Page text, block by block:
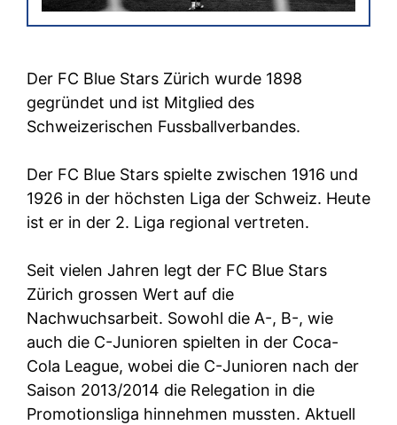
Der FC Blue Stars Zürich wurde 1898
gegründet und ist Mitglied des
Schweizerischen Fussballverbandes.
Der FC Blue Stars spielte zwischen 1916 und
1926 in der höchsten Liga der Schweiz. Heute
ist er in der 2. Liga regional vertreten.
Seit vielen Jahren legt der FC Blue Stars
Zürich grossen Wert auf die
Nachwuchsarbeit. Sowohl die A-, B-, wie
auch die C-Junioren spielten in der Coca-
Cola League, wobei die C-Junioren nach der
Saison 2013/2014 die Relegation in die
Promotionsliga hinnehmen mussten. Aktuell